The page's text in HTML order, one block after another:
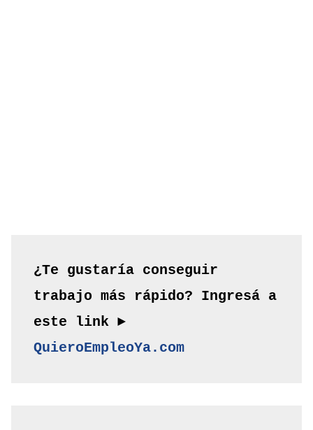
¿Te gustaría conseguir
trabajo más rápido? Ingresá a
QuieroEmpleoYa.com